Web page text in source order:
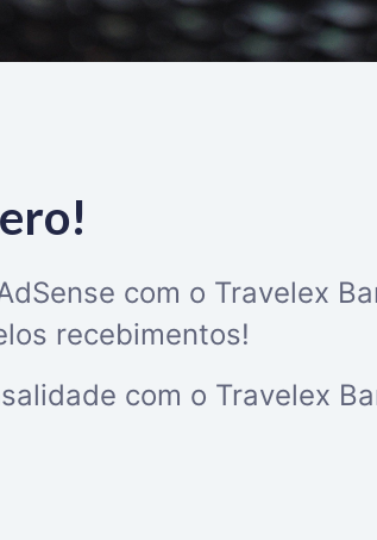
com o Travelex
recebimentos!
com o Travelex